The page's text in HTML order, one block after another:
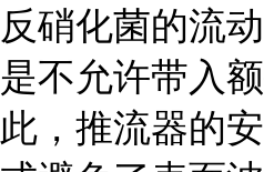
反硝化菌的流
是不允许带入
此，推流器的